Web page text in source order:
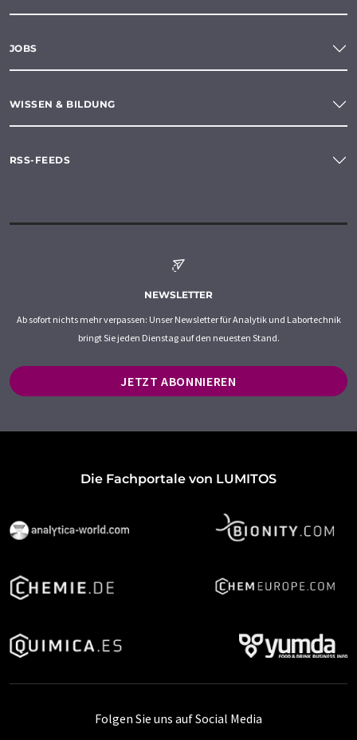
JOBS
WISSEN & BILDUNG
RSS-FEEDS
NEWSLETTER
Ab sofort nichts mehr verpassen: Unser Newsletter für Analytik und Labortechnik
bringt Sie jeden Dienstag auf den neuesten Stand.
JETZT ABONNIEREN
Die Fachportale von LUMITOS
Folgen Sie uns auf Social Media